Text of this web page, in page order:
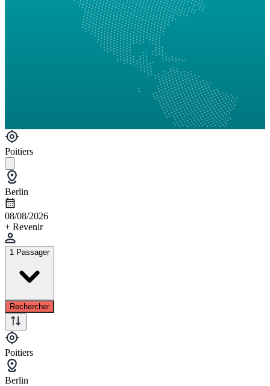
Poitiers
Berlin
08/08/2026
+ Revenir
1 Passager
Rechercher
Poitiers
Berlin